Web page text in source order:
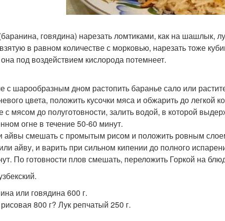
говядина) нарезать ломтиками, как на шашлык,
в равном количестве с морковью, нарезать тоже
под воздействием кислорода потемнеет.
с шарообразным дном растопить баранье сало или
цвета, положить кусочки мяса и обжарить до легкой
с мясом до полуготовности, залить водой, в которой
огне в течение 50-60 минут.
айвы смешать с промытым рисом и положить ровным
айву, и варить при сильном кипении до полного
По готовности плов смешать, переложить Горкой на
или говядина 600 г.
800 г? Лук репчатый 250 г.